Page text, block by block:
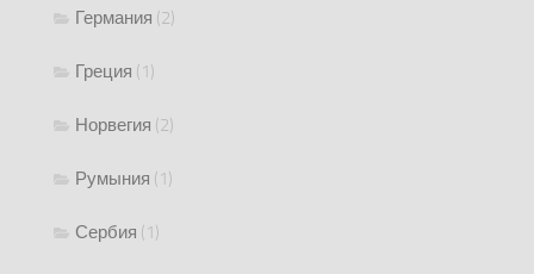
Германия (2)
Греция (1)
Норвегия (2)
Румыния (1)
Сербия (1)